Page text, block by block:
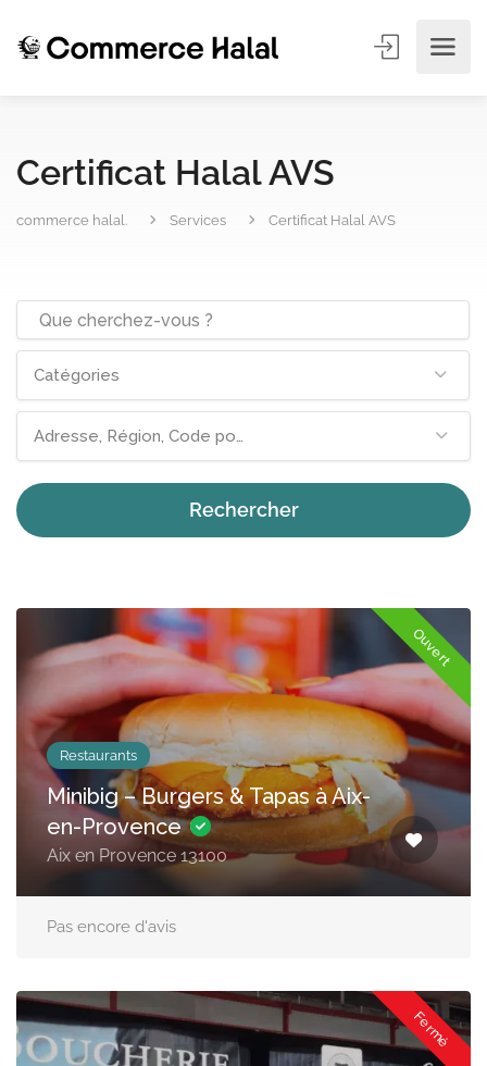
Certificat Halal AVS
commerce halal. Services Certificat Halal AVS
Catégories
Adresse, Région, Code postal
Rechercher
Ouvert
Restaurants
Minibig – Burgers & Tapas à Aix-
en-Provence
Aix en Provence 13100
Pas encore d'avis
Fermé